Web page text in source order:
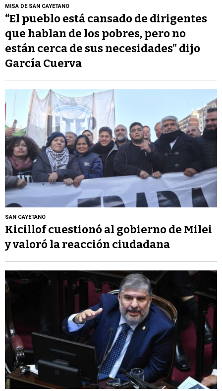
MISA DE SAN CAYETANO
“El pueblo está cansado de dirigentes
que hablan de los pobres, pero no
están cerca de sus necesidades” dijo
García Cuerva
SAN CAYETANO
Kicillof cuestionó al gobierno de Milei
y valoró la reacción ciudadana